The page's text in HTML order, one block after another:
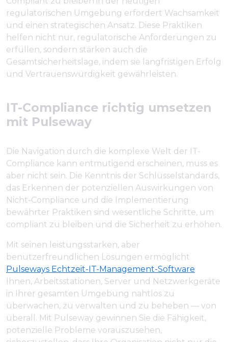
regulatorischen Umgebung erfordert Wachsamkeit
und einen strategischen Ansatz. Diese Praktiken
helfen nicht nur, regulatorische Anforderungen zu
erfüllen, sondern stärken auch die
Gesamtsicherheitslage, indem sie langfristigen Erfolg
und Vertrauenswürdigkeit gewährleisten.
IT-Compliance richtig umsetzen
mit Pulseway
Die Navigation durch die komplexe Welt der IT-
Compliance kann entmutigend erscheinen, muss es
aber nicht sein. Die Kenntnis der Schlüsselstandards,
das Erkennen der potenziellen Auswirkungen von
Nicht-Compliance und die Implementierung
bewährter Praktiken sind wesentliche Schritte, um
compliant zu bleiben und die Sicherheit zu erhöhen.
Mit seinen leistungsstarken, aber
benutzerfreundlichen Lösungen ermöglicht
Pulseways Echtzeit-IT-Management-Software
Ihnen, Arbeitsstationen, Server und Netzwerkgeräte
in Ihrer gesamten Umgebung nahtlos zu
überwachen, zu verwalten und zu beheben — von
überall. Mit Pulseway gewinnen Sie die Fähigkeit,
potenzielle Probleme vorauszusehen,